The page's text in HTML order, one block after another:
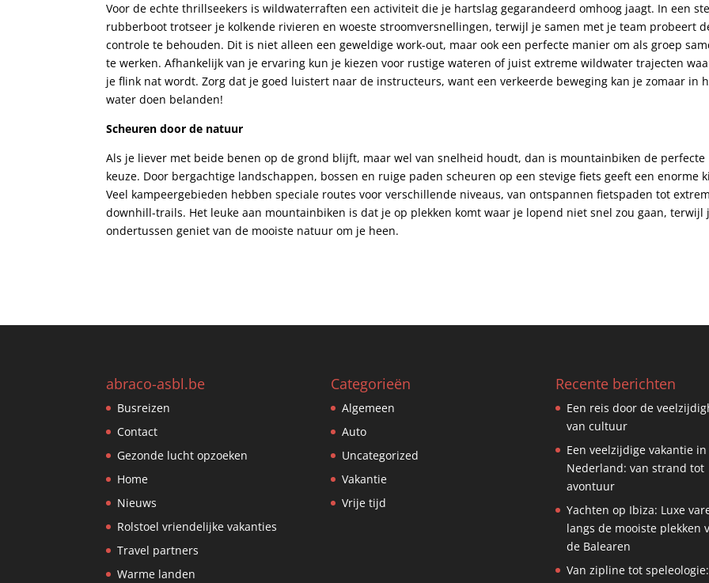
Voor de echte thrillseekers is wildwaterraften een activiteit die je hartslag gegarandeerd omhoog jaagt. In een
rubberboot trotseer je kolkende rivieren en woeste stroomversnellingen, terwijl je samen met je team probeert
controle te behouden. Dit is niet alleen een geweldige work-out, maar ook een perfecte manier om als groep
te werken. Afhankelijk van je ervaring kun je kiezen voor rustige wateren of juist extreme wildwater trajecten
je flink nat wordt. Zorg dat je goed luistert naar de instructeurs, want een verkeerde beweging kan je zomaar in
water doen belanden!
Scheuren door de natuur
Als je liever met beide benen op de grond blijft, maar wel van snelheid houdt, dan is mountainbiken de perfecte
keuze. Door bergachtige landschappen, bossen en ruige paden scheuren op een stevige fiets geeft een enorme
Veel kampeergebieden hebben speciale routes voor verschillende niveaus, van ontspannen fietspaden tot
downhill-trails. Het leuke aan mountainbiken is dat je op plekken komt waar je lopend niet snel zou gaan, terwijl
ondertussen geniet van de mooiste natuur om je heen.
abraco-asbl.be
Busreizen
Contact
Gezonde lucht opzoeken
Home
Nieuws
Rolstoel vriendelijke vakanties
Travel partners
Warme landen
Categorieën
Algemeen
Auto
Uncategorized
Vakantie
Vrije tijd
Recente berichten
Een reis door de
van cultuur
Een veelzijdige vakantie in
Nederland: van strand tot
avontuur
Yachten op Ibiza: Luxe
langs de mooiste plekken
de Balearen
Van zipline tot